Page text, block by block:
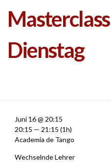
Masterclass
Dienstag
Juni 16 @ 20:15
20:15 — 21:15 (1h)
Academia de Tango
Wechselnde Lehrer